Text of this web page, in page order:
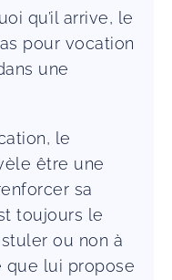
qu’il arrive, le
pour vocation
une
le
être une
sa
toujours le
ou non à
que lui propose